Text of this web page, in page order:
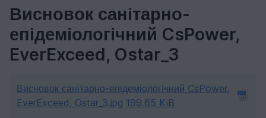
Висновок санітарно-
епідеміологічний CsPower,
EverExceed, Ostar_3
Висновок санітарно-епідеміологічний CsPower,
EverExceed, Ostar_3.jpg 199.65 KiB